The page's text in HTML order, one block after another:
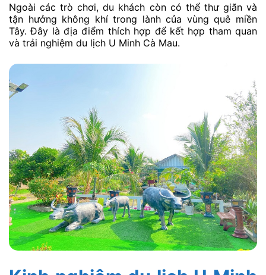
Ngoài các trò chơi, du khách còn có thể thư giãn và
tận hưởng không khí trong lành của vùng quê miền
Tây. Đây là địa điểm thích hợp để kết hợp tham quan
và trải nghiệm du lịch U Minh Cà Mau.